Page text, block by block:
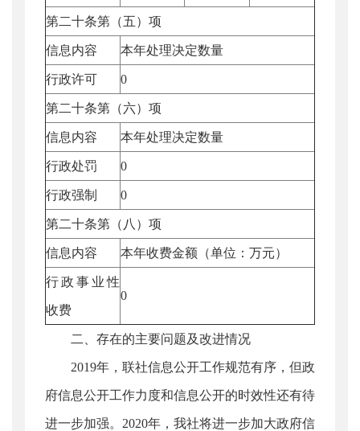
第二十条第（五）项
信息内容 本年处理决定数量
行政许可 0
第二十条第（六）项
信息内容 本年处理决定数量
行政处罚 0
行政强制 0
第二十条第（八）项
信息内容 本年收费金额（单位：万元）
行政事业性
收费
0
二、存在的主要问题及改进情况
2019年，联社信息公开工作规范有序，但政
府信息公开工作力度和信息公开的时效性还有待
进一步加强。2020年，我社将进一步加大政府信